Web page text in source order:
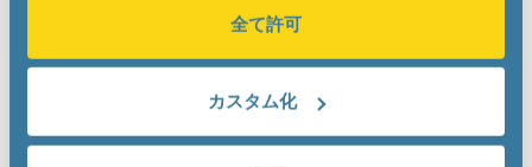
全て許可
カスタム化